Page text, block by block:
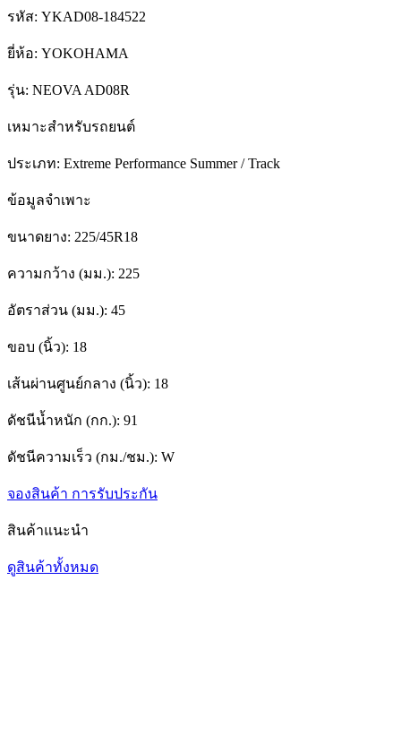
รหัส: YKAD08-184522
ยี่ห้อ: YOKOHAMA
รุ่น: NEOVA AD08R
เหมาะสำหรับรถยนต์
ประเภท: Extreme Performance Summer / Track
ข้อมูลจำเพาะ
ขนาดยาง: 225/45R18
ความกว้าง (มม.): 225
อัตราส่วน (มม.): 45
ขอบ (นิ้ว): 18
เส้นผ่านศูนย์กลาง (นิ้ว): 18
ดัชนีน้ำหนัก (กก.): 91
ดัชนีความเร็ว (กม./ชม.): W
จองสินค้า การรับประกัน
สินค้าแนะนำ
ดูสินค้าทั้งหมด